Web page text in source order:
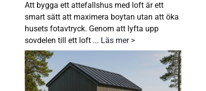
Att bygga ett attefallshus med loft är ett
smart sätt att maximera boytan utan att öka
husets fotavtryck. Genom att lyfta upp
sovdelen till ett loft ... Läs mer >